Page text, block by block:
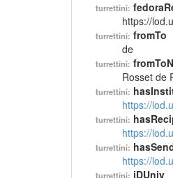
turrettini:
https://
turrettini: fromTo
de
turrettini:
Rosset de
turrettini:
https://
turrettini:
https://
turrettini:
https://
turrettini: iDUniv